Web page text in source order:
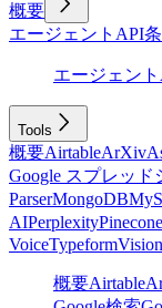
概要
エージェント API
エージェント
Tools
概要AirtableArXiv
Google スプレッド
ParserMongoDB
AIPerplexityPinecone
VoiceTypeformVision
概要Airtable